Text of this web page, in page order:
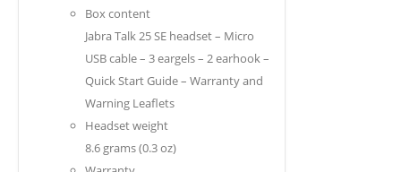
Box content
Jabra Talk 25 SE headset – Micro
USB cable – 3 eargels – 2 earhook –
Quick Start Guide – Warranty and
Warning Leaflets
Headset weight
8.6 grams (0.3 oz)